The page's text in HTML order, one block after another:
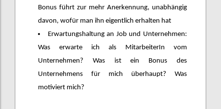
Bonus führt zur mehr Anerkennung, unabhängig
davon, wofür man ihn eigentlich erhalten hat
Erwartungshaltung an Job und Unternehmen:
Was erwarte ich als MitarbeiterIn vom
Unternehmen? Was ist ein Bonus des
Unternehmens für mich überhaupt? Was
motiviert mich?